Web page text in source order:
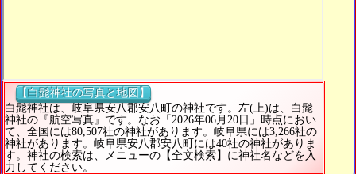
【白髭神社の写真と地図】
白髭神社は、岐阜県安八郡安八町の神社です。左(上)は、白髭
神社の『航空写真』です。なお「2026年06月20日」時点におい
て、全国には80,507社の神社があります。岐阜県には3,266社の
神社があります。岐阜県安八郡安八町には40社の神社がありま
す。神社の検索は、メニューの【全文検索】に神社名などを入
力してください。